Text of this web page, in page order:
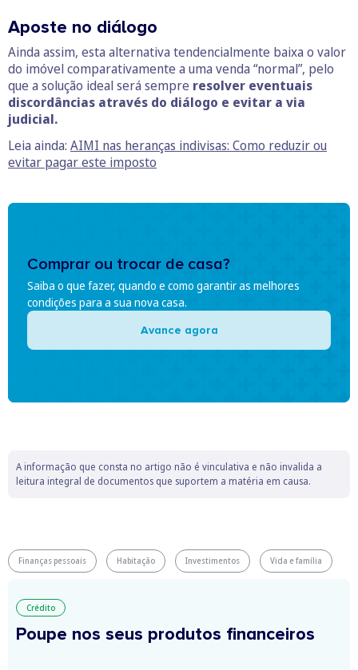
Aposte no diálogo
Ainda assim, esta alternativa tendencialmente baixa o valor
do imóvel comparativamente a uma venda “normal”, pelo
que a solução ideal será sempre resolver eventuais
discordâncias através do diálogo e evitar a via
judicial.
Leia ainda: AIMI nas heranças indivisas: Como reduzir ou
evitar pagar este imposto
Comprar ou trocar de casa?
Saiba o que fazer, quando e como garantir as melhores
condições para a sua nova casa.
Avance agora
A informação que consta no artigo não é vinculativa e não invalida a
leitura integral de documentos que suportem a matéria em causa.
Finanças pessoais Habitação Investimentos Vida e família
Crédito
Poupe nos seus produtos financeiros